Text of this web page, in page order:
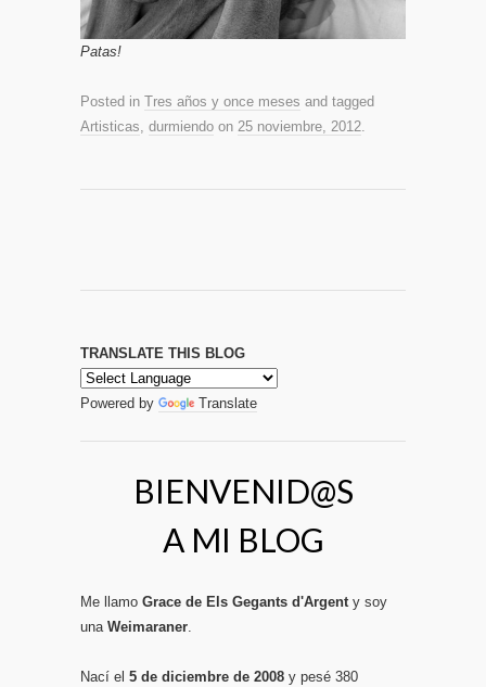
Patas!
Posted in Tres años y once meses and tagged
Artisticas, durmiendo on 25 noviembre, 2012.
TRANSLATE THIS BLOG
Powered by Translate
BIENVENID@S
A MI BLOG
Me llamo Grace de Els Gegants d'Argenty soy
una Weimaraner.
Nací el 5 de diciembre de 2008 y pesé 380